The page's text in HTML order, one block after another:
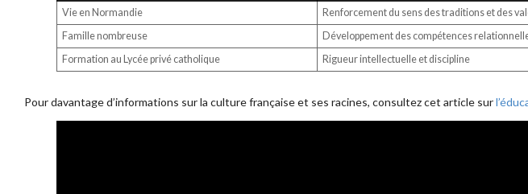
Vie en Normandie
Renforcement du sens des traditions et des
Famille nombreuse
Développement des compétences
Formation au Lycée privé catholique
Rigueur intellectuelle et discipline
Pour davantage d’informations sur la culture française et ses racines, consultez cet article sur